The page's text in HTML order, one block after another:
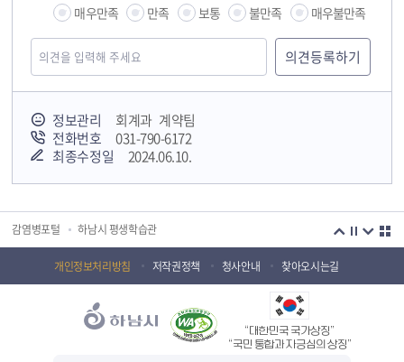
매우만족 만족 보통 불만족 매우불만족
정보관리
회계과 계약팀
전화번호
031-790-6172
최종수정일
2024.06.10.
국민안전교육플랫폼
감염병포털 하남시 평생학습관
하남혁신교육지구 huic 하남도시공사
하남종합운동장 국민체육센터 하남문화재단 하남역사박물관
하남시 가족센터
개인정보처리방침 저작권정책 청사안내 찾아오시는길
“대한민국 국가상징”
“국민 통합과 자긍심의 상징”